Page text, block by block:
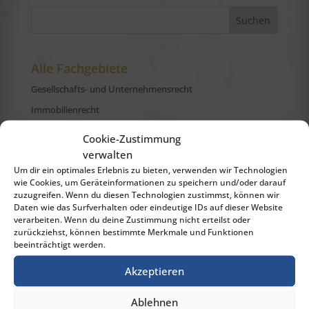
Cookie-Zustimmung
verwalten
Um dir ein optimales Erlebnis zu bieten, verwenden wir Technologien
wie Cookies, um Geräteinformationen zu speichern und/oder darauf
zuzugreifen. Wenn du diesen Technologien zustimmst, können wir
Daten wie das Surfverhalten oder eindeutige IDs auf dieser Website
verarbeiten. Wenn du deine Zustimmung nicht erteilst oder
zurückziehst, können bestimmte Merkmale und Funktionen
beeinträchtigt werden.
Akzeptieren
Ablehnen
Alle Fachgebiete
Gesellschafts- und Unternehmensrecht
Immobilienrecht
Strafrecht
Allgemeines Zivilrecht
Ehescheidungsrecht
Familien- und Erbrecht
Sanierungs- und Insolvenzrecht